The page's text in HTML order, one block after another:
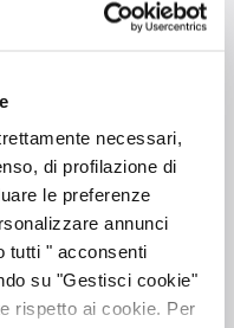
necessari,
di profilazione di
le preferenze
annunci
tutti " acconsenti
su "Gestisci cookie"
rispetto ai cookie. Per
la tua
trovarci in tutte le più
, Catania, Firenze
, Monza Brianza
, Prato, Roma, Torino
Vicenza.